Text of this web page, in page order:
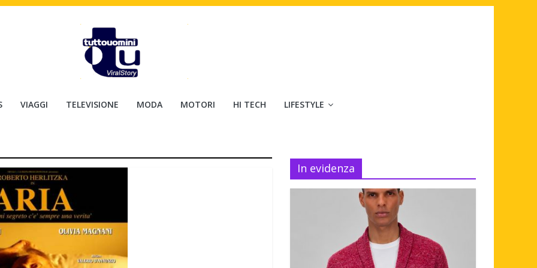
VIAGGI TELEVISIONE MODA MOTORI HI TECH LIFESTYLE
In evidenza